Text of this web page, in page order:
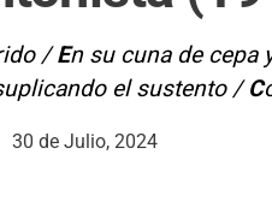
/En su cuna de cepa
el sustento /C
30 de Julio, 2024